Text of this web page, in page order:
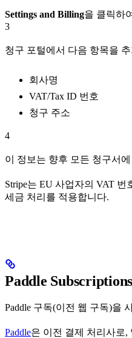
Settings and Billing을 클릭하
3
청구 포털에서 다음 항목을
회사명
VAT/Tax ID 번호
청구 주소
4
이 정보는 향후 모든 청구서
Stripe는 EU 사업자의 VAT
세금 처리를 적용합니다.
Paddle
Paddle 구독(이전 웹 구독)을
Paddle은 이전 결제 처리사로